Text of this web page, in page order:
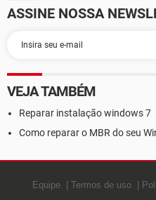
ASSINE NOSSA
VEJA TAMBÉM
Reparar instalação windows 7
Como reparar o MBR do seu
Equipe Termos de uso